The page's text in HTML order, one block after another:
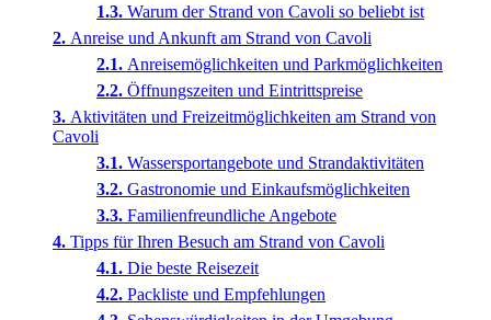
Warum der Strand von Cavoli so beliebt ist
Anreise und Ankunft am Strand von Cavoli
Anreisemöglichkeiten und Parkmöglichkeiten
Öffnungszeiten und Eintrittspreise
Aktivitäten und Freizeitmöglichkeiten am Strand von
Cavoli
Wassersportangebote und Strandaktivitäten
Gastronomie und Einkaufsmöglichkeiten
Familienfreundliche Angebote
Tipps für Ihren Besuch am Strand von Cavoli
Die beste Reisezeit
Packliste und Empfehlungen